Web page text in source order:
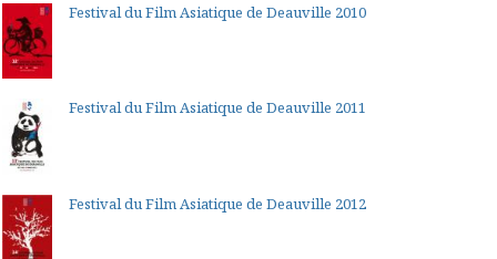
Festival du Film Asiatique de Deauville 2010
Festival du Film Asiatique de Deauville 2011
Festival du Film Asiatique de Deauville 2012